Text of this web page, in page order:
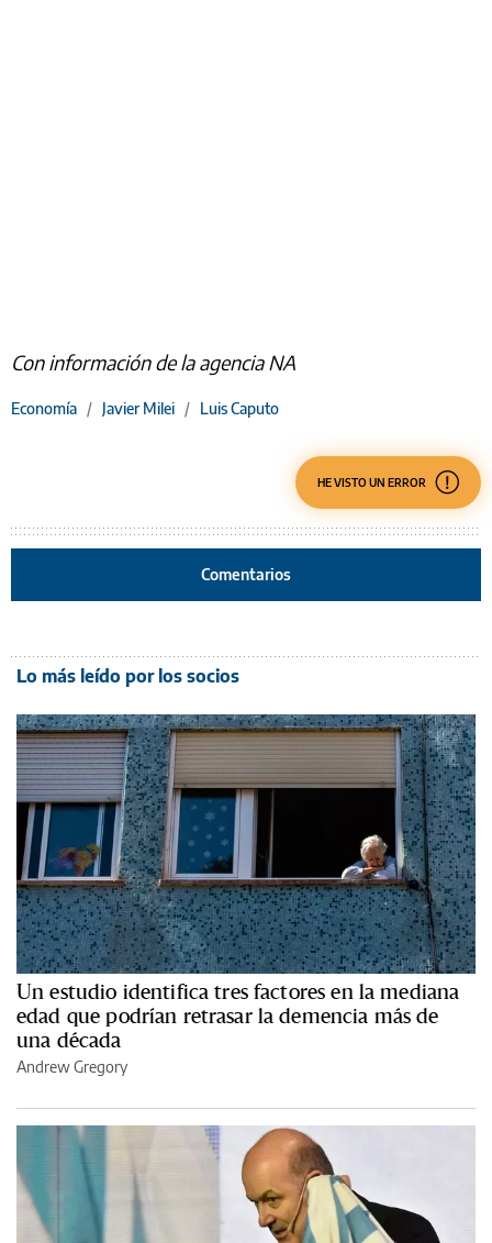
Con información de la agencia NA
Economía / Javier Milei / Luis Caputo
HE VISTO UN ERROR
Comentarios
Lo más leído por los socios
Un estudio identifica tres factores en la mediana
edad que podrían retrasar la demencia más de
una década
Andrew Gregory